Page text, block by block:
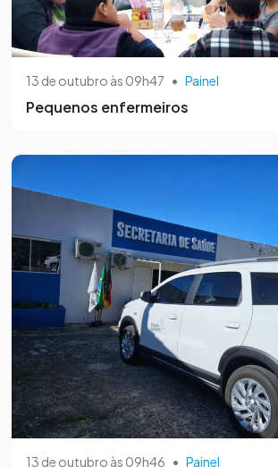
13 de outubro às 09h47 • Painel
Pequenos enfermeiros
13 de outubro às 09h46 • Painel